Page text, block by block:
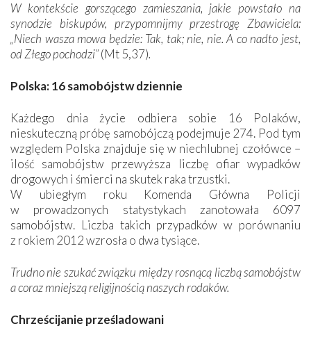
W kontekście gorszącego zamieszania, jakie powstało na
synodzie biskupów, przypomnijmy przestrogę Zbawiciela:
„Niech wasza mowa będzie: Tak, tak; nie, nie. A co nadto jest,
od Złego pochodzi”(Mt 5,37).
Polska: 16 samobójstw dziennie
Każdego dnia życie odbiera sobie 16 Polaków,
nieskuteczną próbę samobójczą podejmuje 274. Pod tym
względem Polska znajduje się w niechlubnej czołówce –
ilość samobójstw przewyższa liczbę ofiar wypadków
drogowych i śmierci na skutek raka trzustki.
W ubiegłym roku Komenda Główna Policji
w prowadzonych statystykach zanotowała 6097
samobójstw. Liczba takich przypadków w porównaniu
z rokiem 2012 wzrosła o dwa tysiące.
Trudno nie szukać związku między rosnącą liczbą samobójstw
a coraz mniejszą religijnością naszych rodaków.
Chrześcijanie prześladowani